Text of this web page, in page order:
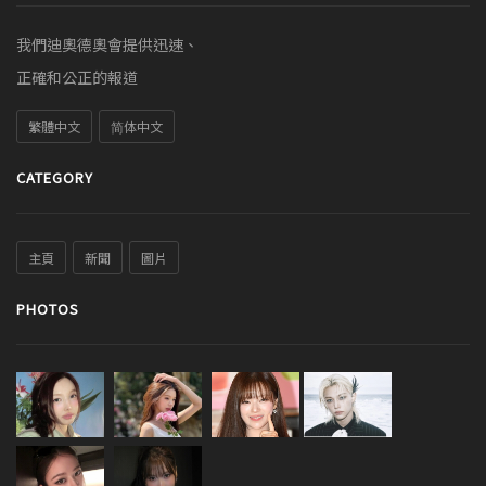
我們迪奧德奧會提供迅速、
正確和公正的報道
繁體中文 简体中文
CATEGORY
主頁 新聞 圖片
PHOTOS